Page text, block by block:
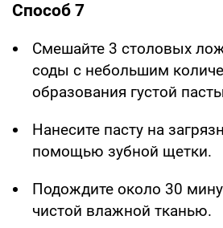
Способ 7
Смешайте 3 столовых
соды с небольшим
образования густой
Нанесите пасту на
помощью зубной щетки.
Подождите около 30
чистой влажной тканью.